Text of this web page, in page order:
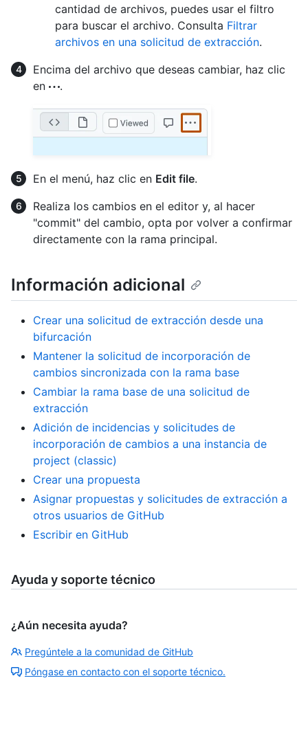
cantidad de archivos, puedes usar el filtro
para buscar el archivo. Consulta Filtrar
archivos en una solicitud de extracción.
Encima del archivo que deseas cambiar, haz clic
en
.
En el menú, haz clic en Edit file.
Realiza los cambios en el editor y, al hacer
"commit" del cambio, opta por volver a confirmar
directamente con la rama principal.
Información adicional
Crear una solicitud de extracción desde una
bifurcación
Mantener la solicitud de incorporación de
cambios sincronizada con la rama base
Cambiar la rama base de una solicitud de
extracción
Adición de incidencias y solicitudes de
incorporación de cambios a una instancia de
project (classic)
Crear una propuesta
Asignar propuestas y solicitudes de extracción a
otros usuarios de GitHub
Escribir en GitHub
Ayuda y soporte técnico
¿Aún necesita ayuda?
Pregúntele a la comunidad de GitHub
Póngase en contacto con el soporte técnico.